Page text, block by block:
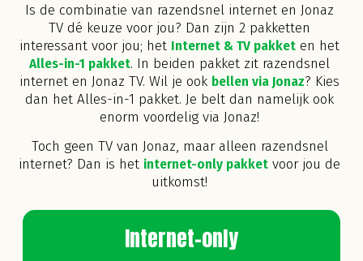
Is de combinatie van razendsnel internet en Jonaz
TV dé keuze voor jou? Dan zijn 2 pakketten
interessant voor jou; het Internet & TV pakket en het
Alles-in-1 pakket. In beiden pakket zit razendsnel
internet en Jonaz TV.Wil je ook bellen via Jonaz? Kies
dan het Alles-in-1 pakket. Je belt dan namelijk ook
enorm voordelig via Jonaz!
Toch geen TV van Jonaz, maar alleen razendsnel
internet? Dan is het internet-only pakket voor jou de
uitkomst!
Internet-only